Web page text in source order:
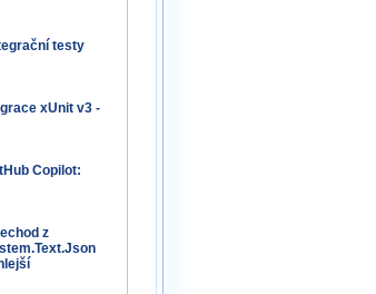
testy
xUnit v3 -
Copilot:
z